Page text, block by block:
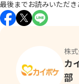
最後までお読みいただき
株
カ
部